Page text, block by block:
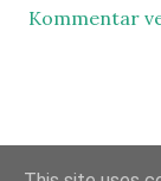
Kommentar